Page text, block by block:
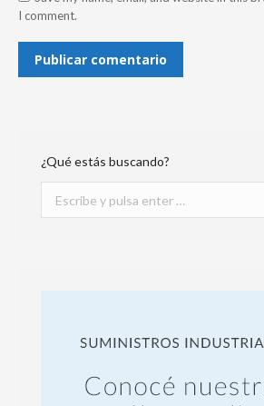
I comment.
Publicar comentario
¿Qué estás buscando?